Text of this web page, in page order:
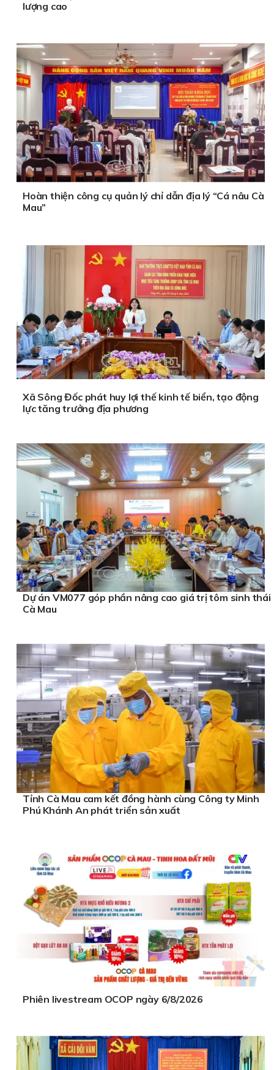
lượng cao
Hoàn thiện công cụ quản lý chỉ dẫn địa lý “Cá nâu Cà
Mau”
Xã Sông Đốc phát huy lợi thế kinh tế biển, tạo động
lực tăng trưởng địa phương
Dự án VM077 góp phần nâng cao giá trị tôm sinh thái
Cà Mau
Tỉnh Cà Mau cam kết đồng hành cùng Công ty Minh
Phú Khánh An phát triển sản xuất
Phiên livestream OCOP ngày 6/8/2026